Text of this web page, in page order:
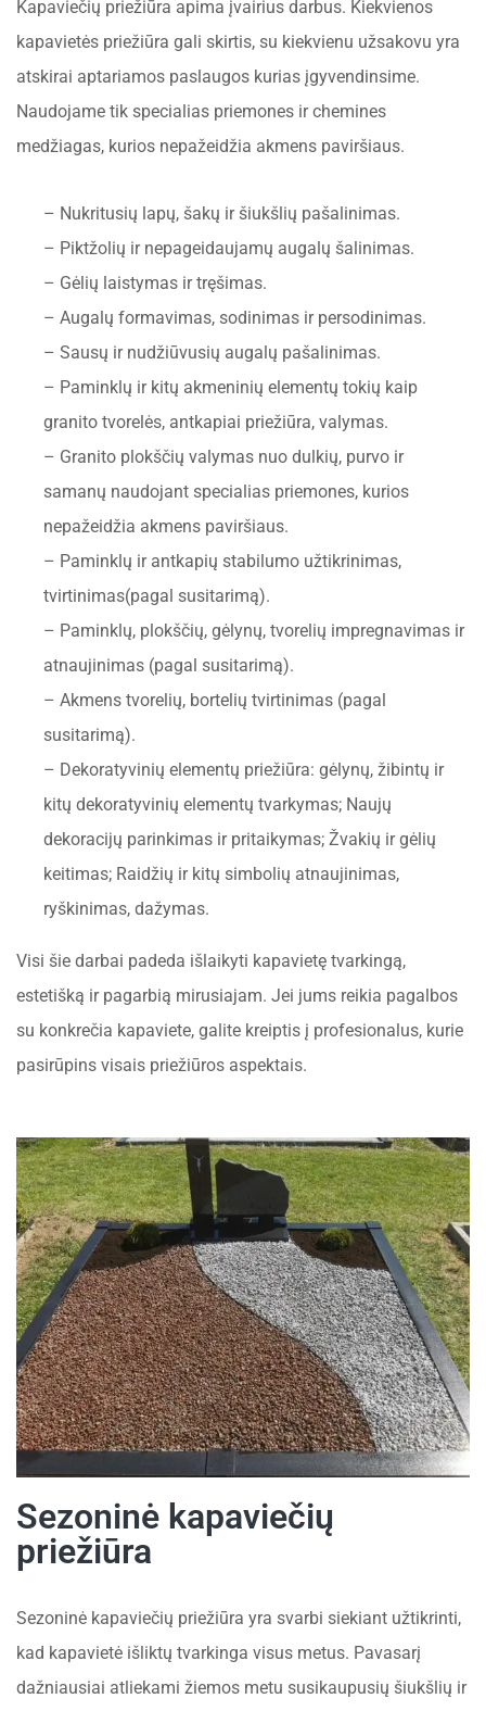
Kapaviečių priežiūra apima įvairius darbus. Kiekvienos
kapavietės priežiūra gali skirtis, su kiekvienu užsakovu yra
atskirai aptariamos paslaugos kurias įgyvendinsime.
Naudojame tik specialias priemones ir chemines
medžiagas, kurios nepažeidžia akmens paviršiaus.
– Nukritusių lapų, šakų ir šiukšlių pašalinimas.
– Piktžolių ir nepageidaujamų augalų šalinimas.
– Gėlių laistymas ir tręšimas.
– Augalų formavimas, sodinimas ir persodinimas.
– Sausų ir nudžiūvusių augalų pašalinimas.
– Paminklų ir kitų akmeninių elementų tokių kaip
granito tvorelės, antkapiai priežiūra, valymas.
– Granito plokščių valymas nuo dulkių, purvo ir
samanų naudojant specialias priemones, kurios
nepažeidžia akmens paviršiaus.
– Paminklų ir antkapių stabilumo užtikrinimas,
tvirtinimas(pagal susitarimą).
– Paminklų, plokščių, gėlynų, tvorelių impregnavimas ir
atnaujinimas (pagal susitarimą).
– Akmens tvorelių, bortelių tvirtinimas (pagal
susitarimą).
– Dekoratyvinių elementų priežiūra: gėlynų, žibintų ir
kitų dekoratyvinių elementų tvarkymas; Naujų
dekoracijų parinkimas ir pritaikymas; Žvakių ir gėlių
keitimas; Raidžių ir kitų simbolių atnaujinimas,
ryškinimas, dažymas.
Visi šie darbai padeda išlaikyti kapavietę tvarkingą,
estetišką ir pagarbią mirusiajam. Jei jums reikia pagalbos
su konkrečia kapaviete, galite kreiptis į profesionalus, kurie
pasirūpins visais priežiūros aspektais.
Sezoninė kapaviečių
priežiūra
Sezoninė kapaviečių priežiūra yra svarbi siekiant užtikrinti,
kad kapavietė išliktų tvarkinga visus metus. Pavasarį
dažniausiai atliekami žiemos metu susikaupusių šiukšlių ir